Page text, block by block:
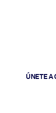
ÚNETE A